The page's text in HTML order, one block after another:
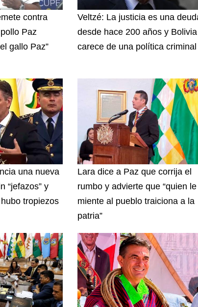
contra
Paz
gallo Paz”
Veltzé: La justicia es una
desde hace 200 años y Bolivia
carece de una política criminal
una nueva
“jefazos” y
tropiezos
Lara dice a Paz que corrija el
rumbo y advierte que “quien le
miente al pueblo traiciona a la
patria”